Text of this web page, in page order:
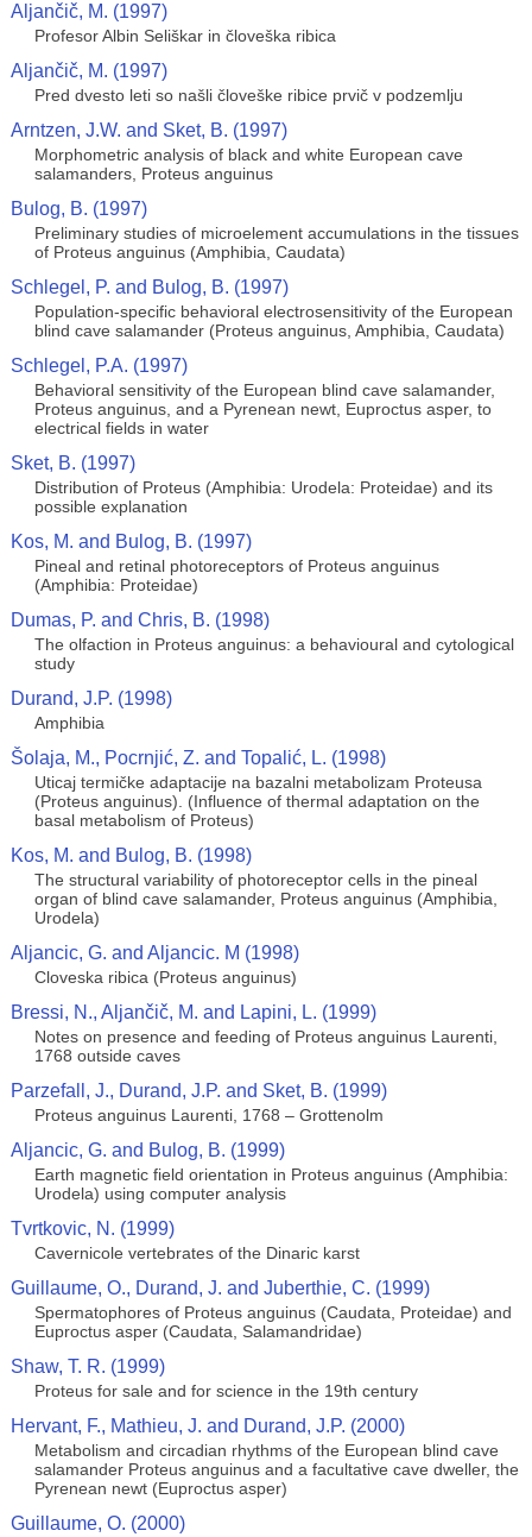
Aljančič, M. (1997)
Profesor Albin Seliškar in človeška ribica
Aljančič, M. (1997)
Pred dvesto leti so našli človeške ribice prvič v podzemlju
Arntzen, J.W. and Sket, B. (1997)
Morphometric analysis of black and white European cave
salamanders, Proteus anguinus
Bulog, B. (1997)
Preliminary studies of microelement accumulations in the tissues
of Proteus anguinus (Amphibia, Caudata)
Schlegel, P. and Bulog, B. (1997)
Population-specific behavioral electrosensitivity of the European
blind cave salamander (Proteus anguinus, Amphibia, Caudata)
Schlegel, P.A. (1997)
Behavioral sensitivity of the European blind cave salamander,
Proteus anguinus, and a Pyrenean newt, Euproctus asper, to
electrical fields in water
Sket, B. (1997)
Distribution of Proteus (Amphibia: Urodela: Proteidae) and its
possible explanation
Kos, M. and Bulog, B. (1997)
Pineal and retinal photoreceptors of Proteus anguinus
(Amphibia: Proteidae)
Dumas, P. and Chris, B. (1998)
The olfaction in Proteus anguinus: a behavioural and cytological
study
Durand, J.P. (1998)
Amphibia
Šolaja, M., Pocrnjić, Z. and Topalić, L. (1998)
Uticaj termičke adaptacije na bazalni metabolizam Proteusa
(Proteus anguinus). (Influence of thermal adaptation on the
basal metabolism of Proteus)
Kos, M. and Bulog, B. (1998)
The structural variability of photoreceptor cells in the pineal
organ of blind cave salamander, Proteus anguinus (Amphibia,
Urodela)
Aljancic, G. and Aljancic. M (1998)
Cloveska ribica (Proteus anguinus)
Bressi, N., Aljančič, M. and Lapini, L. (1999)
Notes on presence and feeding of Proteus anguinus Laurenti,
1768 outside caves
Parzefall, J., Durand, J.P. and Sket, B. (1999)
Proteus anguinus Laurenti, 1768 – Grottenolm
Aljancic, G. and Bulog, B. (1999)
Earth magnetic field orientation in Proteus anguinus (Amphibia:
Urodela) using computer analysis
Tvrtkovic, N. (1999)
Cavernicole vertebrates of the Dinaric karst
Guillaume, O., Durand, J. and Juberthie, C. (1999)
Spermatophores of Proteus anguinus (Caudata, Proteidae) and
Euproctus asper (Caudata, Salamandridae)
Shaw, T. R. (1999)
Proteus for sale and for science in the 19th century
Hervant, F., Mathieu, J. and Durand, J.P. (2000)
Metabolism and circadian rhythms of the European blind cave
salamander Proteus anguinus and a facultative cave dweller, the
Pyrenean newt (Euproctus asper)
Guillaume, O. (2000)